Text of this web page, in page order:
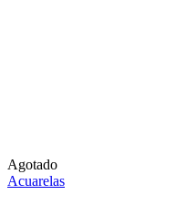
Agotado
Acuarelas